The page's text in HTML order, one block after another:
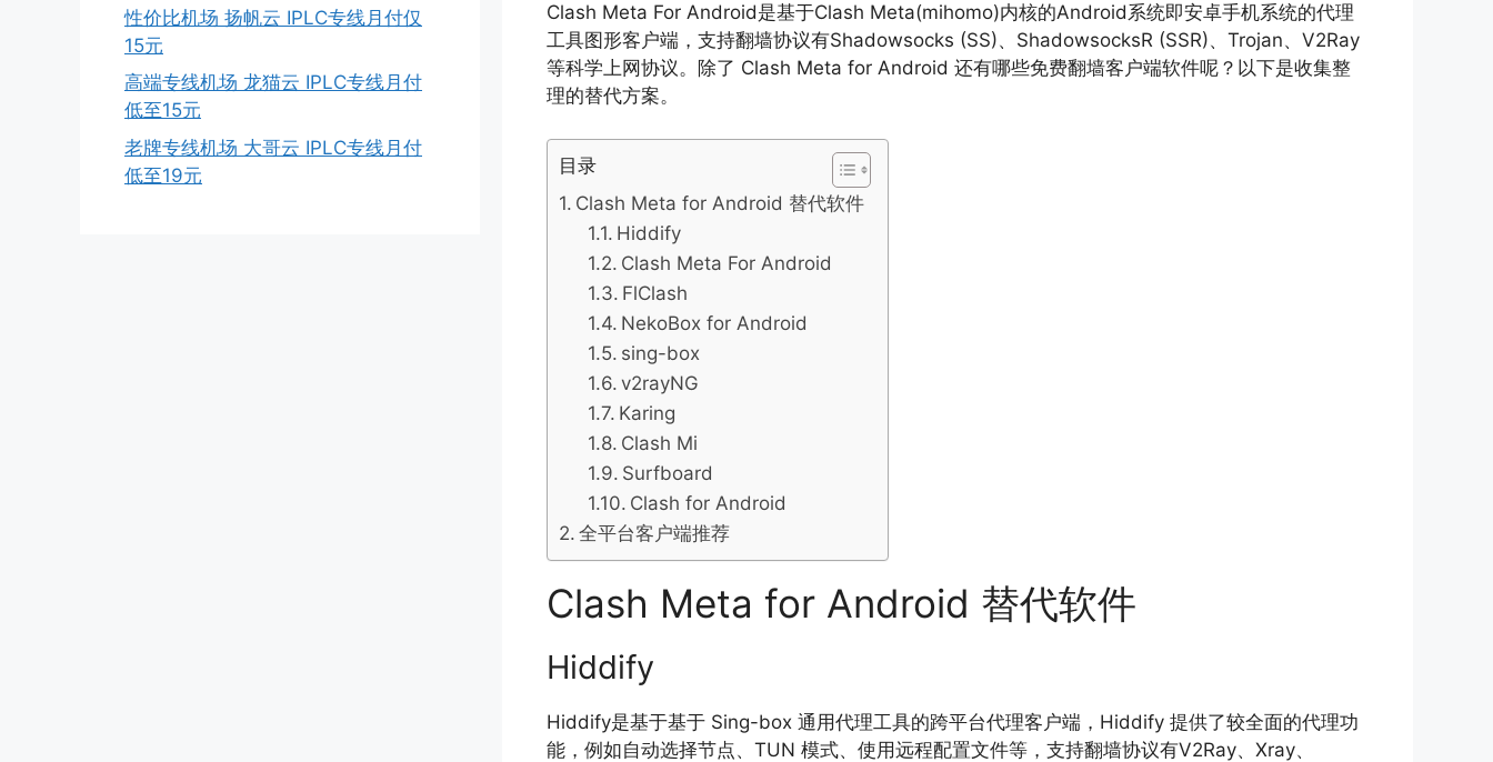
Clash Meta For Android是基于Clash Meta(mihomo)内核的Android系统即安卓手机系统的代理
工具图形客户端，支持翻墙协议有Shadowsocks (SS)、ShadowsocksR (SSR)、Trojan、V2Ray
等科学上网协议。除了 Clash Meta for Android 还有哪些免费翻墙客户端软件呢？以下是收集整
理的替代方案。
目录
Clash Meta for Android 替代软件
Hiddify
Clash Meta For Android
FlClash
NekoBox for Android
sing-box
v2rayNG
Karing
Clash Mi
Surfboard
Clash for Android
全平台客户端推荐
Clash Meta for Android 替代软件
Hiddify
Hiddify是基于基于 Sing-box 通用代理工具的跨平台代理客户端，Hiddify 提供了较全面的代理功
能，例如自动选择节点、TUN 模式、使用远程配置文件等，支持翻墙协议有V2Ray、Xray、
性价比机场 扬帆云 IPLC专线月付仅
15元
高端专线机场 龙猫云 IPLC专线月付
低至15元
老牌专线机场 大哥云 IPLC专线月付
低至19元